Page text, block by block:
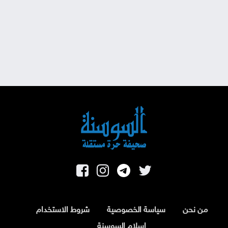
من نحن سياسة الخصوصية
شروط الاستخدام
اسلام السوسنة